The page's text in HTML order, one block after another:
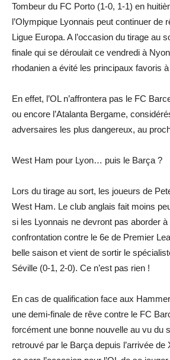
Tombeur du FC Porto (1-0, 1-1) en
l’Olympique Lyonnais peut continuer de
Ligue Europa. A l’occasion du tirage au
finale qui se déroulait ce vendredi à
rhodanien a évité les principaux favoris
En effet, l’OL n’affrontera pas le FC
ou encore l’Atalanta Bergame,
adversaires les plus dangereux, au
West Ham pour Lyon… puis le Barça ?
Lors du tirage au sort, les joueurs de
West Ham. Le club anglais fait moins
si les Lyonnais ne devront pas aborder
confrontation contre le 6e de Premier
belle saison et vient de sortir le
Séville (0-1, 2-0). Ce n’est pas rien !
En cas de qualification face aux
une demi-finale de rêve contre le FC
forcément une bonne nouvelle au vu du
retrouvé par le Barça depuis l’arrivée